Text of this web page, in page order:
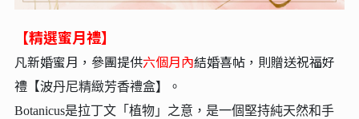
【精選蜜月禮】
凡新婚蜜月，參團提供六個月內結婚喜帖，則贈送祝福好
禮【波丹尼精緻芳香禮盒】。
Botanicus是拉丁文「植物」之意，是一個堅持純天然和手